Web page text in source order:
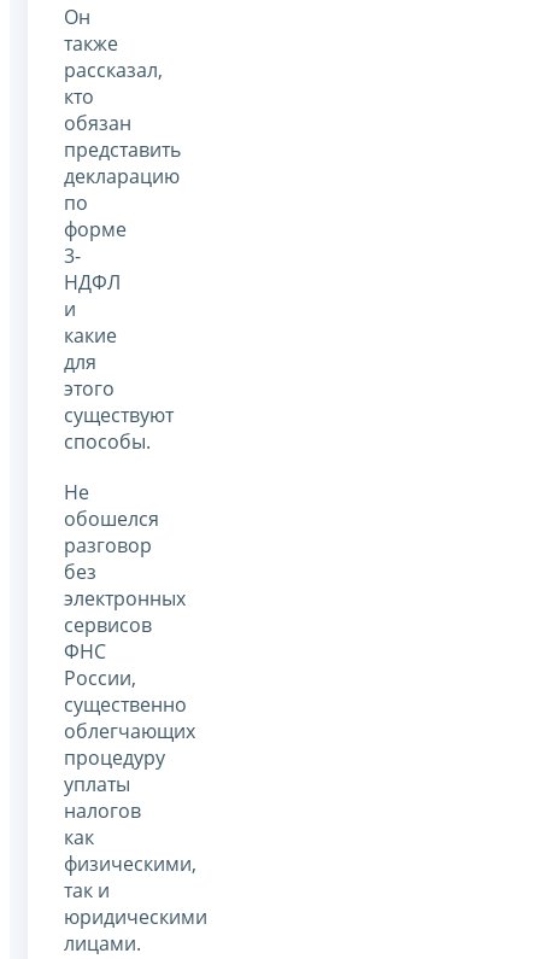
Он
также
рассказал,
кто
обязан
представить
декларацию
по
форме
3-
НДФЛ
и
какие
для
этого
существуют
способы.
Не
обошелся
разговор
без
электронных
сервисов
ФНС
России,
существенно
облегчающих
процедуру
уплаты
налогов
как
физическими,
так и
юридическими
лицами.